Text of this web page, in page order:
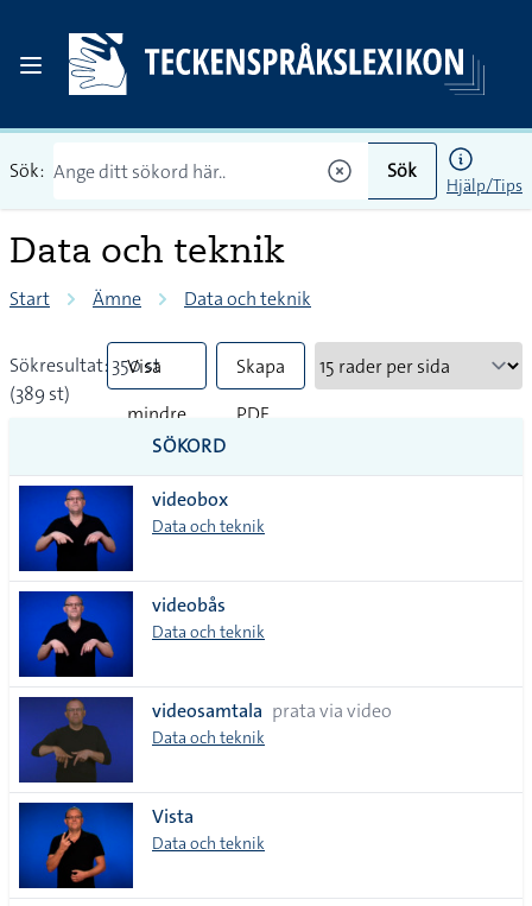
Sök: Sök
Hjälp/Tips
Data och teknik
Start Ämne Data och teknik
Sökresultat: 350 st
(389 st)
Visa
mindre
tecken
Skapa
PDF
SÖKORD
videobox
Data och teknik
videobås
Data och teknik
videosamtala prata via video
Data och teknik
Vista
Data och teknik